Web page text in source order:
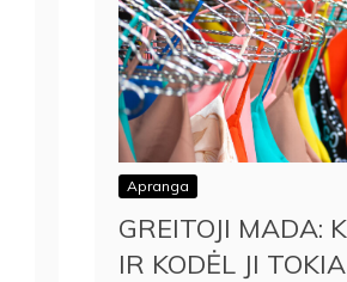
Apranga
GREITOJI MADA:
IR KODĖL JI